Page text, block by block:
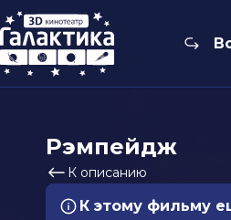
Рэмпейдж
К описанию
К этому фильму